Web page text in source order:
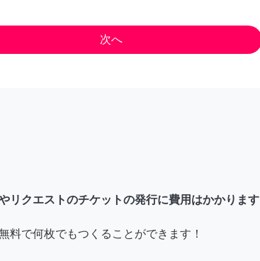
リクエストのチケットの発行に費用はかかります
料で何枚でもつくることができます！